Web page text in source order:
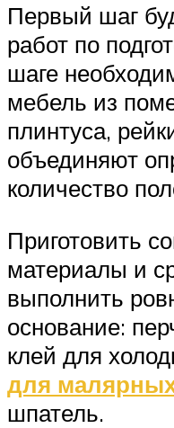
Первый шаг
работ по
шаге
мебель из
плинтуса,
объединяют
количество
Приготовить
материалы и
выполнить
основание:
клей для
для
шпатель.